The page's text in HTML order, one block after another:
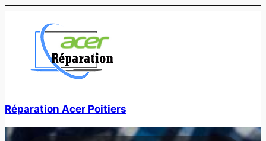
contenu
Réparation Acer Poitiers